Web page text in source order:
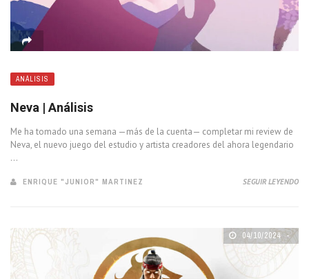
ANÁLISIS
Neva | Análisis
Me ha tomado una semana —más de la cuenta— completar mi review de
Neva, el nuevo juego del estudio y artista creadores del ahora legendario
...
ENRIQUE "JUNIOR" MARTINEZ SEGUIR LEYENDO
04/10/2024